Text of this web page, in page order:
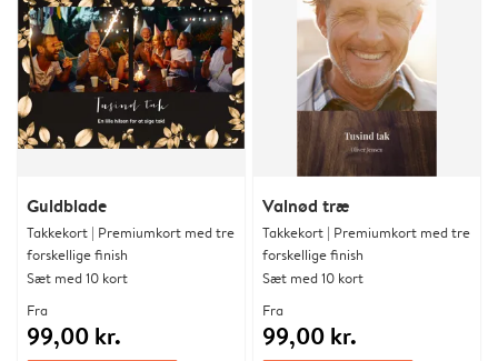
Guldblade
Takkekort | Premiumkort med tre
forskellige finish
Sæt med 10 kort
Fra
99,00 kr.
Valnød træ
Takkekort | Premiumkort med tre
forskellige finish
Sæt med 10 kort
Fra
99,00 kr.